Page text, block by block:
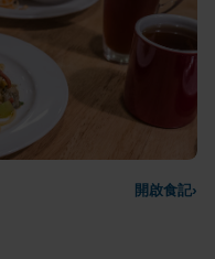
開啟食記›